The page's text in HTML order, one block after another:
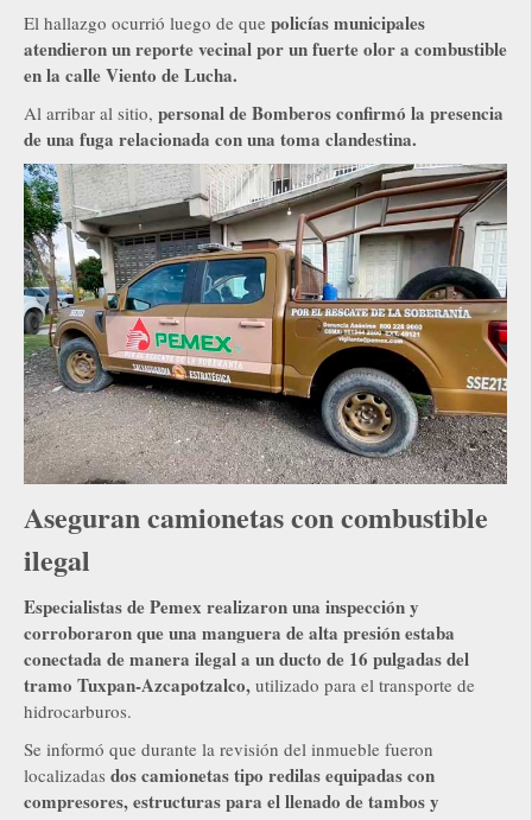
El hallazgo ocurrió luego de que policías municipales
atendieron un reporte vecinal por un fuerte olor a combustible
en la calle Viento de Lucha.
Al arribar al sitio, personal de Bomberos confirmó la presencia
de una fuga relacionada con una toma clandestina.
Aseguran camionetas con combustible
ilegal
Especialistas de Pemex realizaron una inspección y
corroboraron que una manguera de alta presión estaba
conectada de manera ilegal a un ducto de 16 pulgadas del
tramo Tuxpan-Azcapotzalco, utilizado para el transporte de
hidrocarburos.
Se informó que durante la revisión del inmueble fueron
localizadas dos camionetas tipo redilas equipadas con
compresores, estructuras para el llenado de tambos y